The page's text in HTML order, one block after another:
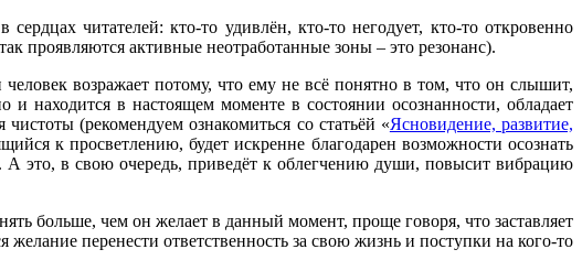
читателей: кто-то удивлён, кто-то негодует, кто-то откровенно
проявляются активные неотработанные зоны – это резонанс).
возражает потому, что ему не всё понятно в том, что он слышит,
находится в настоящем моменте в состоянии осознанности, обладает
(рекомендуем ознакомиться со статьёй «Ясновидение, развитие,
к просветлению, будет искренне благодарен возможности осознать
А это, в свою очередь, приведёт к облегчению души, повысит вибрацию
больше, чем он желает в данный момент, проще говоря, что заставляет
перенести ответственность за свою жизнь и поступки на кого-то